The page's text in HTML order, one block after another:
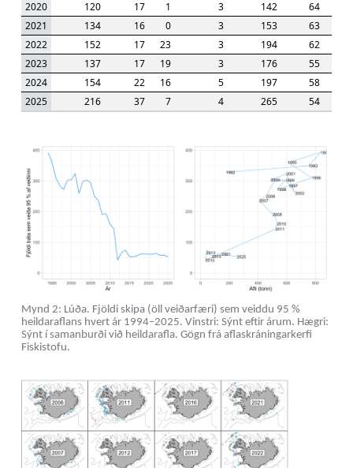
2020 120 17 1 3 142
64
2021
134 16 0 3 153
63
2022
152 17 23 3 194
62
2023
137 17 19 3 176
55
2024
154 22 16 5 197
58
2025
216 37 7 4 265 54
Mynd 2: Lúða. Fjöldi skipa (öll veiðarfæri) sem veiddu 95 %
heildaraflans hvert ár 1994–2025. Vinstri: Sýnt eftir árum. Hægri:
Sýnt í samanburði við heildarafla. Gögn frá aflaskráningarkerfi
Fiskistofu.